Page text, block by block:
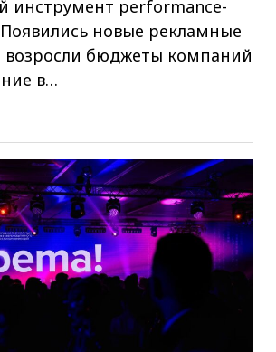
инструмент performance-
новые рекламные
возросли бюджеты компаний
в…